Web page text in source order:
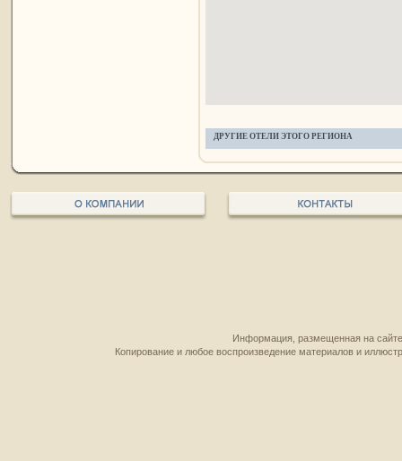
ДРУГИЕ ОТЕЛИ ЭТОГО РЕГИОНА
Информация, размещенная на
Копирование и любое воспроизведение материалов и